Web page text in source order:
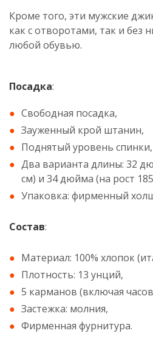
Кроме того, эти мужские
как с отворотами, так и без
любой обувью.
Посадка:
Свободная посадка,
Зауженный крой штанин,
Поднятый уровень спинки,
Два варианта длины: 32
см) и 34 дюйма (на рост
Упаковка: фирменный
Состав:
Материал: 100% хлопок
Плотность: 13 унций,
5 карманов (включая
Застежка: молния,
Фирменная фурнитура.